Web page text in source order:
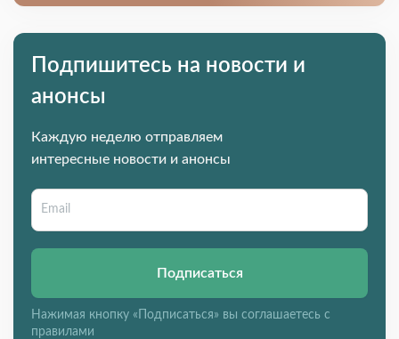
Подпишитесь на новости и
анонсы
Каждую неделю отправляем
интересные новости и анонсы
Подписаться
Нажимая кнопку «Подписаться» вы соглашаетесь с
правилами